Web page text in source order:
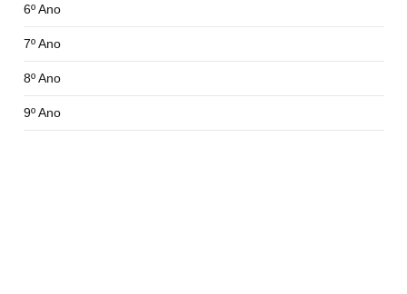
6º Ano
7º Ano
8º Ano
9º Ano